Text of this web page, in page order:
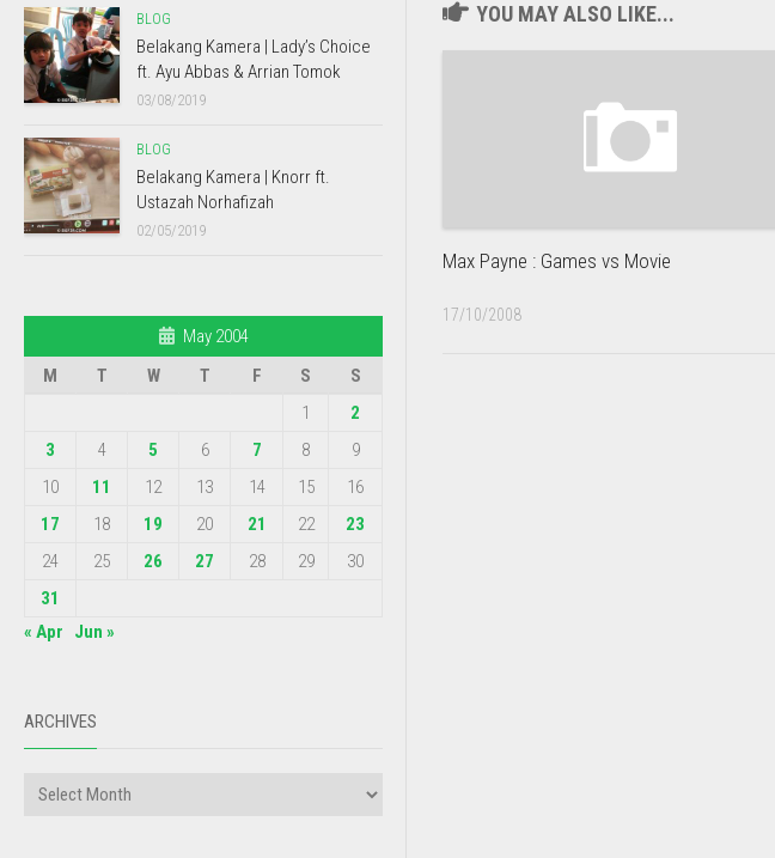
YOU MAY ALSO LIKE...
Max Payne : Games vs Movie
17/10/2008
BLOG
Belakang Kamera | Lady’s Choice
ft. Ayu Abbas & Arrian Tomok
03/08/2019
BLOG
Belakang Kamera | Knorr ft.
Ustazah Norhafizah
02/05/2019
May 2004
M
T W T F S
S
1
2
3
4 5 6 7 8
9
10
11 12 13 14 15
16
17
18 19 20 21 22
23
24
25 26 27 28 29
30
31
« Apr
Jun »
ARCHIVES